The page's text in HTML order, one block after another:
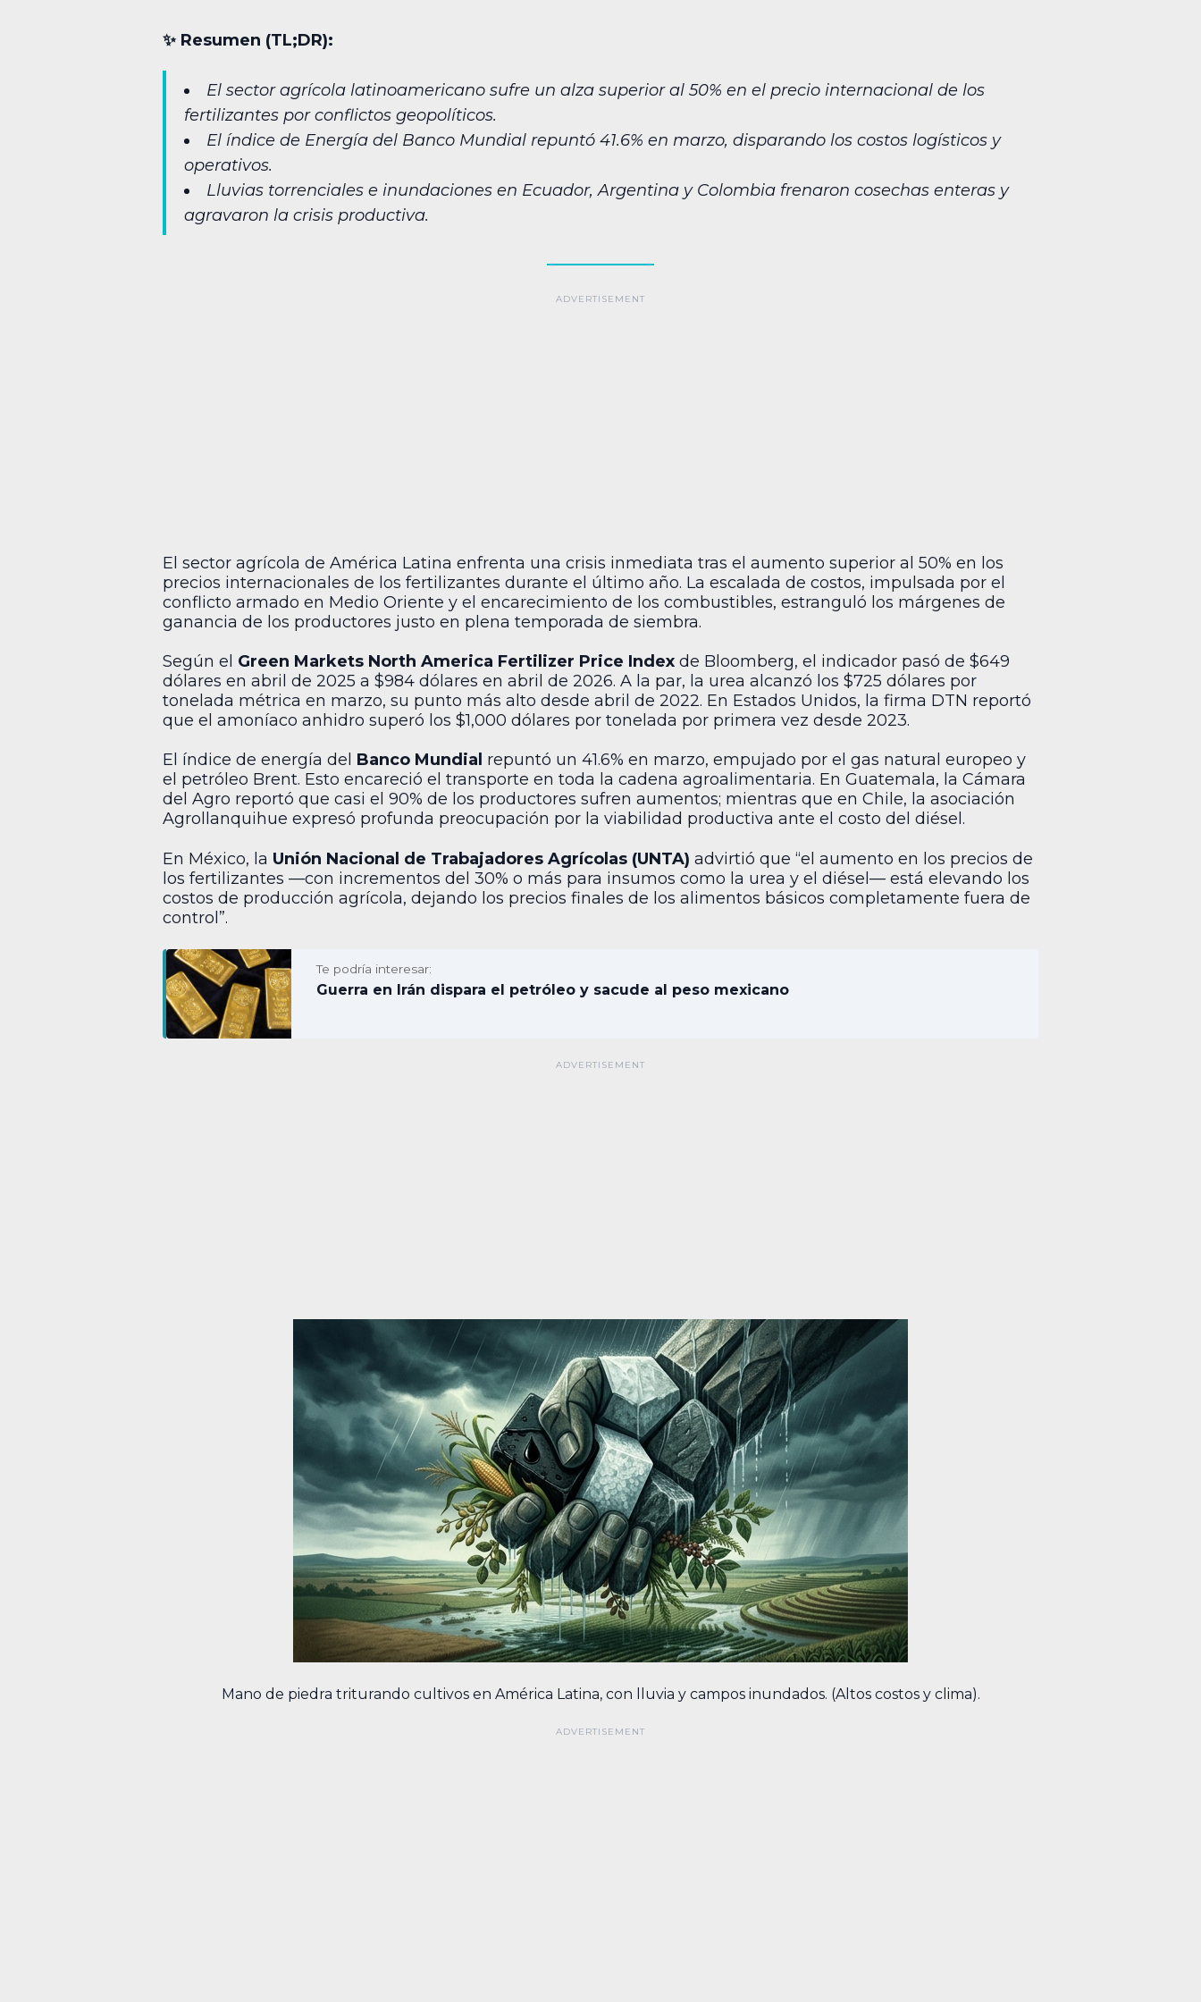
✨︎ Resumen (TL;DR):
El sector agrícola latinoamericano sufre un alza superior al 50% en el precio internacional de los
fertilizantes por conflictos geopolíticos.
El índice de Energía del Banco Mundial repuntó 41.6% en marzo, disparando los costos logísticos y
operativos.
Lluvias torrenciales e inundaciones en Ecuador, Argentina y Colombia frenaron cosechas enteras y
agravaron la crisis productiva.
El sector agrícola de América Latina enfrenta una crisis inmediata tras el aumento superior al 50% en los
precios internacionales de los fertilizantes durante el último año. La escalada de costos, impulsada por el
conflicto armado en Medio Oriente y el encarecimiento de los combustibles, estranguló los márgenes de
ganancia de los productores justo en plena temporada de siembra.
Según el Green Markets North America Fertilizer Price Index de Bloomberg, el indicador pasó de $649
dólares en abril de 2025 a $984 dólares en abril de 2026. A la par, la urea alcanzó los $725 dólares por
tonelada métrica en marzo, su punto más alto desde abril de 2022. En Estados Unidos, la firma DTN reportó
que el amoníaco anhidro superó los $1,000 dólares por tonelada por primera vez desde 2023.
El índice de energía del Banco Mundial repuntó un 41.6% en marzo, empujado por el gas natural europeo y
el petróleo Brent. Esto encareció el transporte en toda la cadena agroalimentaria. En Guatemala, la Cámara
del Agro reportó que casi el 90% de los productores sufren aumentos; mientras que en Chile, la asociación
Agrollanquihue expresó profunda preocupación por la viabilidad productiva ante el costo del diésel.
En México, la Unión Nacional de Trabajadores Agrícolas (UNTA) advirtió que “el aumento en los precios de
los fertilizantes —con incrementos del 30% o más para insumos como la urea y el diésel— está elevando los
costos de producción agrícola, dejando los precios finales de los alimentos básicos completamente fuera de
control”.
Te podría interesar:
Guerra en Irán dispara el petróleo y sacude al peso mexicano
Mano de piedra triturando cultivos en América Latina, con lluvia y campos inundados. (Altos costos y clima).